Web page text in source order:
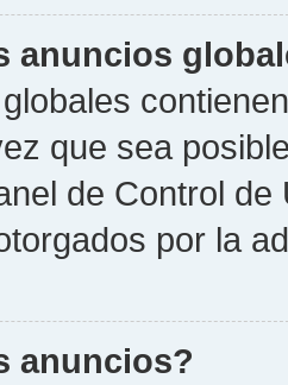
anuncios
que sea
de Control
por la
anuncios?